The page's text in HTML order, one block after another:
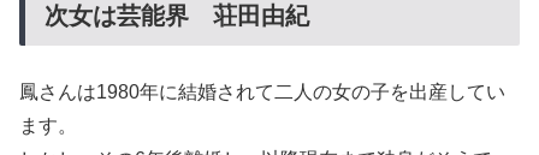
次女は芸能界 荘田由紀
鳳さんは1980年に結婚されて二人の女の子を出産してい
ます。